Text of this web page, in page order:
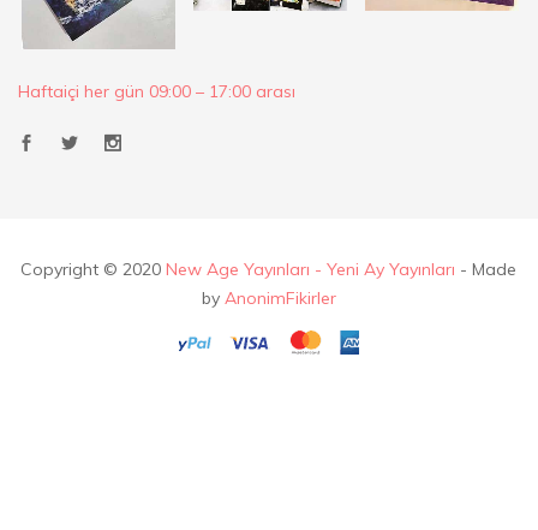
Haftaiçi her gün 09:00 – 17:00 arası
Copyright © 2020 New Age Yayınları - Yeni Ay Yayınları - Made
by AnonimFikirler